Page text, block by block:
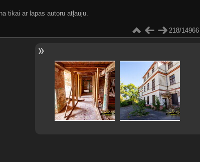
tikai ar lapas autoru atļauju.
218/14966